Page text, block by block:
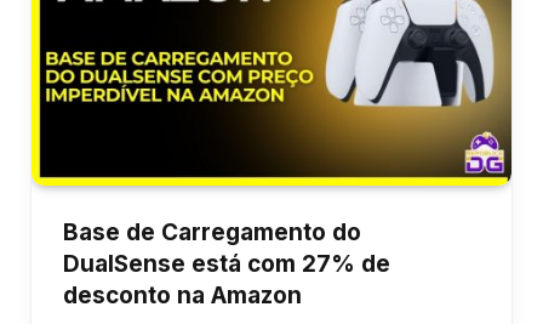
Base de Carregamento do
DualSense está com 27% de
desconto na Amazon